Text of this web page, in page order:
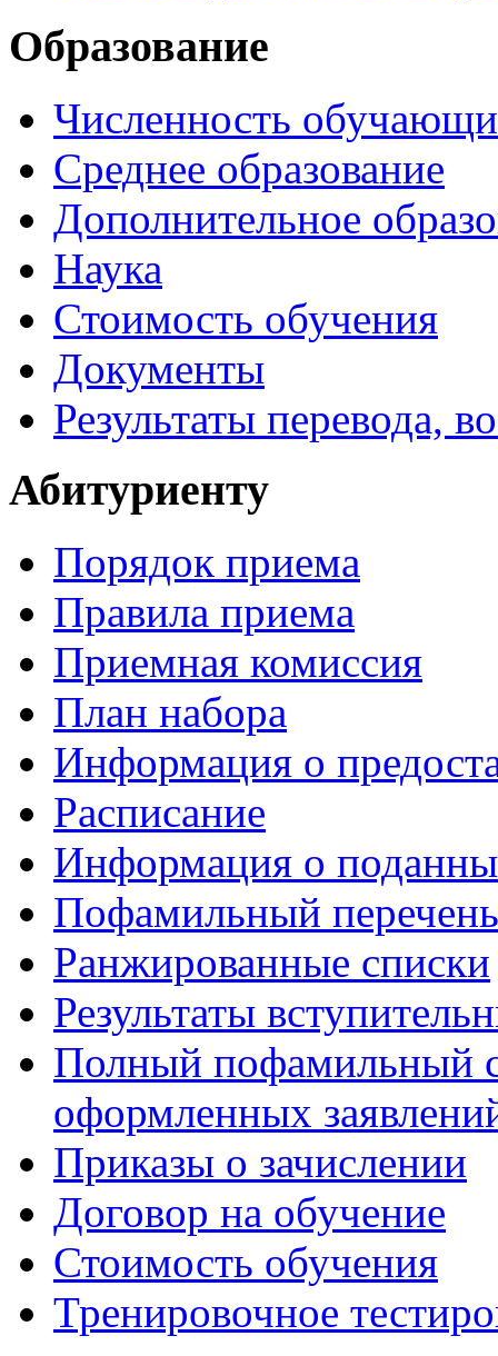
Образование
Численность
Среднее образование
Дополнительное
Наука
Стоимость обучения
Документы
Результаты перевода,
Абитуриенту
Порядок приема
Правила приема
Приемная комиссия
План набора
Информация о
Расписание
Информация о
Пофамильный
Ранжированные списки
Результаты
Полный пофамильный
оформленных
Приказы о зачислении
Договор на обучение
Стоимость обучения
Тренировочное